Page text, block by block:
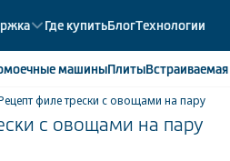
Где купитьБлогТехнологии
машиныПлитыВстраиваемая
Рецепт филе трески с овощами на пару
с овощами на пару